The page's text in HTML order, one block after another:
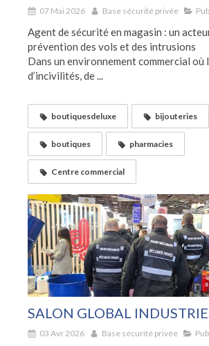
07 Mai 2026 Base sécurité privée
Agent de sécurité en magasin : un
prévention des vols et des intrusions
Dans un environnement commercial où
d’incivilités, de ...
boutiquesdeluxe bijouteries
boutiques pharmacies
Centre commercial
SALON GLOBAL
03 Avr 2026 Base sécurité privée